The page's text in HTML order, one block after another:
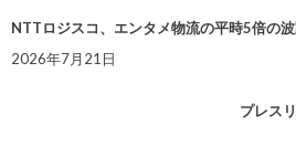
NTTロジスコ、エンタメ物流の平時5倍の
2026年7月21日
プレス